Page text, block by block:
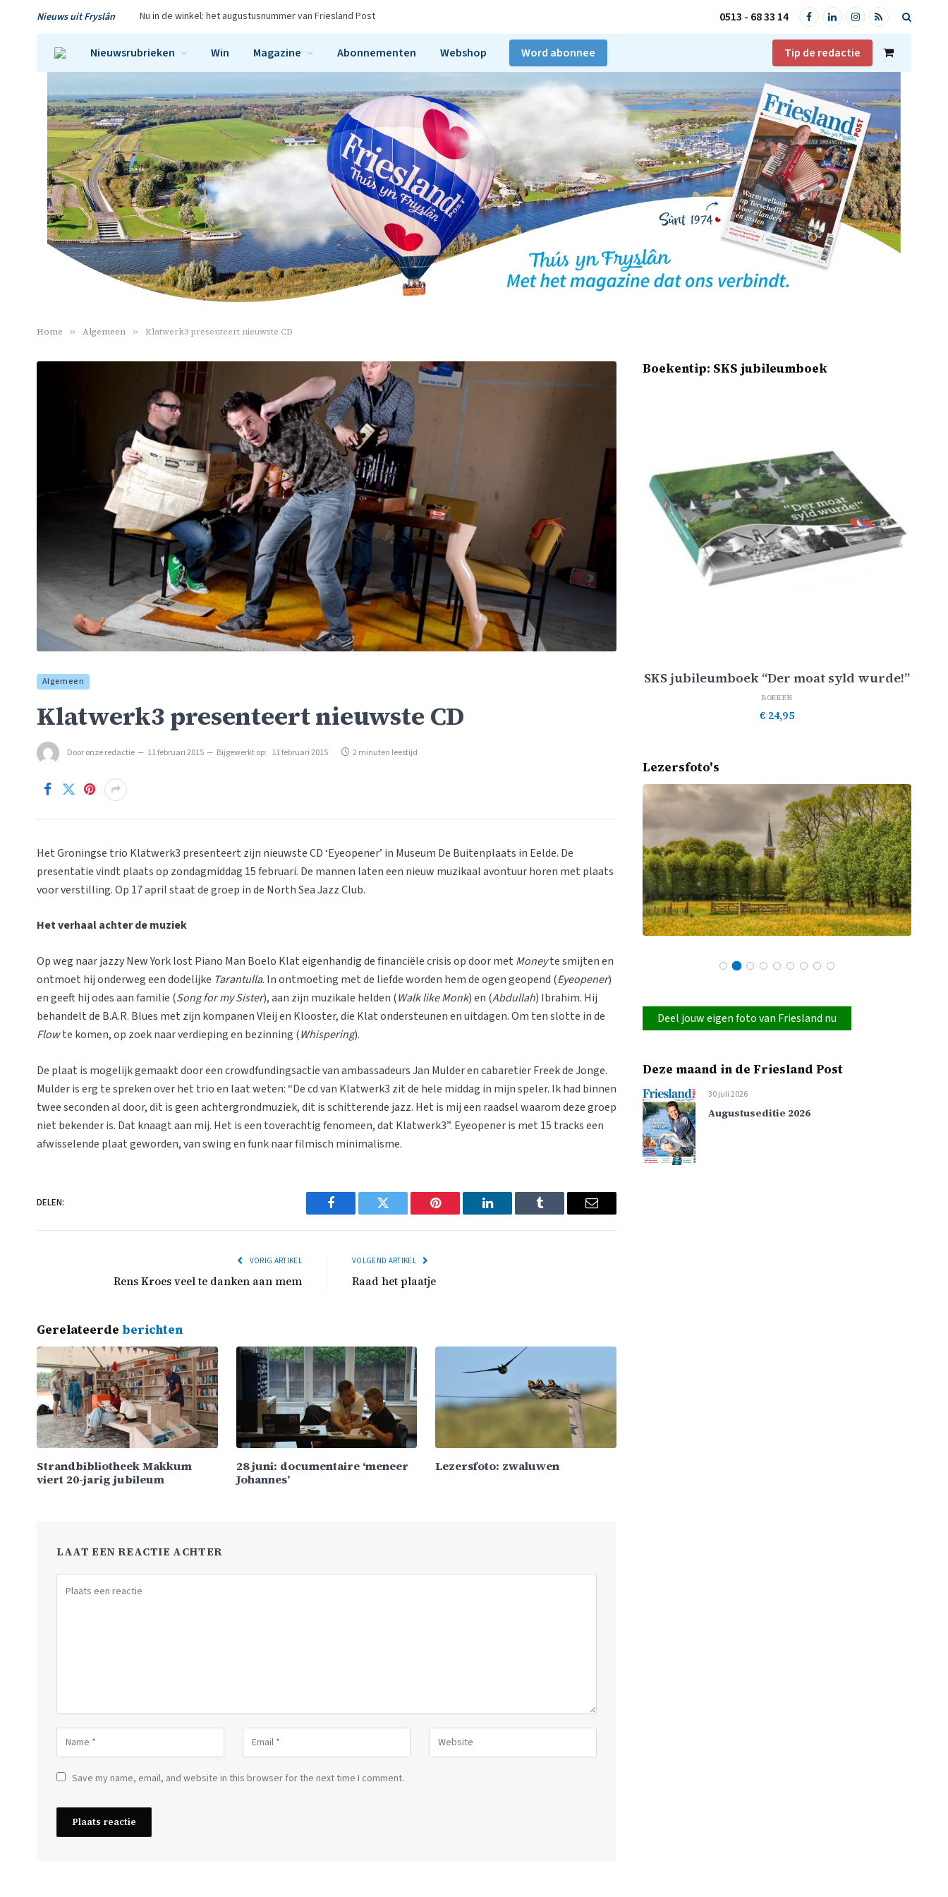
Nieuws uit Fryslân Nu in de winkel: het augustusnummer van Friesland Post 0513 - 68 33 14 FacebookLinkedInInstagram
RSS
Nieuwsrubrieken Win Magazine Abonnementen Webshop Word abonnee Tip de redactie
Shopping
Cart
Home » Algemeen » Klatwerk3 presenteert nieuwste CD
Algemeen
Klatwerk3 presenteert nieuwste CD
Dooronze redactie 11 februari 2015 Bijgewerkt op: 11 februari 2015 2 minuten leestijd
Het Groningse trio Klatwerk3 presenteert zijn nieuwste CD ‘Eyeopener’ in Museum De Buitenplaats in Eelde. De
presentatie vindt plaats op zondagmiddag 15 februari. De mannen laten een nieuw muzikaal avontuur horen met plaats
voor verstilling. Op 17 april staat de groep in de North Sea Jazz Club.
Het verhaal achter de muziek
Op weg naar jazzy New York lost Piano Man Boelo Klat eigenhandig de financiële crisis op door met Moneyte smijten en
ontmoet hij onderweg een dodelijke Tarantulla. In ontmoeting met de liefde worden hem de ogen geopend (Eyeopener)
en geeft hij odes aan familie (Song for my Sister), aan zijn muzikale helden (Walk like Monk) en (Abdullah) Ibrahim. Hij
behandelt de B.A.R. Blues met zijn kompanen Vleij en Klooster, die Klat ondersteunen en uitdagen. Om ten slotte in de
Flowte komen, op zoek naar verdieping en bezinning (Whispering).
De plaat is mogelijk gemaakt door een crowdfundingsactie van ambassadeurs Jan Mulder en cabaretier Freek de Jonge.
Mulder is erg te spreken over het trio en laat weten: “De cd van Klatwerk3 zit de hele middag in mijn speler. Ik had binnen
twee seconden al door, dit is geen achtergrondmuziek, dit is schitterende jazz. Het is mij een raadsel waarom deze groep
niet bekender is. Dat knaagt aan mij. Het is een toverachtig fenomeen, dat Klatwerk3”. Eyeopener is met 15 tracks een
afwisselende plaat geworden, van swing en funk naar filmisch minimalisme.
DELEN:
Facebook Twitter Pinterest LinkedIn Tumblr Email
VORIG ARTIKEL
Rens Kroes veel te danken aan mem
VOLGEND ARTIKEL
Raad het plaatje
Gerelateerde berichten
Strandbibliotheek Makkum
viert 20-jarig jubileum
28 juni: documentaire ‘meneer
Johannes’
Lezersfoto: zwaluwen
LAAT EEN REACTIE ACHTER
Save my name, email, and website in this browser for the next time I comment.
Boekentip: SKS jubileumboek
SKS jubileumboek “Der moat syld wurde!”
BOEKEN
€ 24,95
Lezersfoto's
Deel jouw eigen foto van Friesland nu
Deze maand in de Friesland Post
30 juli 2026
Augustuseditie 2026